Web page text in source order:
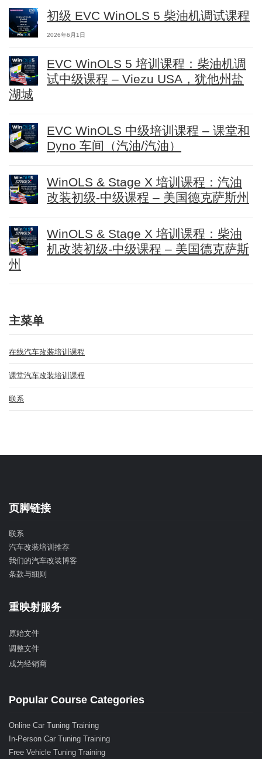
初级 EVC WinOLS 5 柴油机调试课程
2026年6月1日
EVC WinOLS 5 培训课程：柴油机调
试中级课程 – Viezu USA，犹他州盐
湖城
EVC WinOLS 中级培训课程 – 课堂和
Dyno 车间（汽油/汽油）
WinOLS & Stage X 培训课程：汽油
改装初级-中级课程 – 美国德克萨斯州
WinOLS & Stage X 培训课程：柴油
机改装初级-中级课程 – 美国德克萨斯
州
主菜单
在线汽车改装培训课程
课堂汽车改装培训课程
联系
页脚链接
联系
汽车改装培训推荐
我们的汽车改装博客
条款与细则
重映射服务
原始文件
调整文件
成为经销商
Popular Course Categories
Online Car Tuning Training
In-Person Car Tuning Training
Free Vehicle Tuning Training